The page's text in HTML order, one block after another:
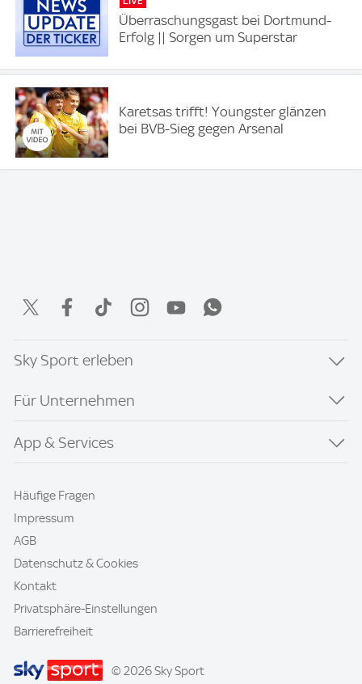
Überraschungsgast bei Dortmund-
Erfolg || Sorgen um Superstar
Karetsas trifft! Youngster glänzen
bei BVB-Sieg gegen Arsenal
Sky Sport erleben
Für Unternehmen
App & Services
Häufige Fragen
Impressum
AGB
Datenschutz & Cookies
Kontakt
Privatsphäre-Einstellungen
Barrierefreiheit
© 2026 Sky Sport